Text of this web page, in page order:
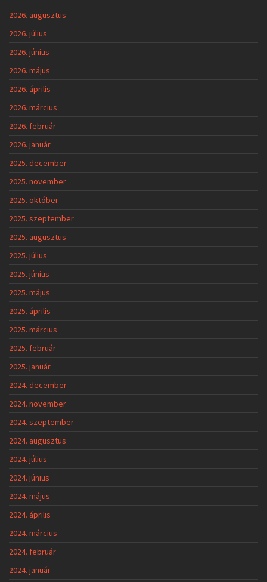
2026. augusztus
2026. július
2026. június
2026. május
2026. április
2026. március
2026. február
2026. január
2025. december
2025. november
2025. október
2025. szeptember
2025. augusztus
2025. július
2025. június
2025. május
2025. április
2025. március
2025. február
2025. január
2024. december
2024. november
2024. szeptember
2024. augusztus
2024. július
2024. június
2024. május
2024. április
2024. március
2024. február
2024. január